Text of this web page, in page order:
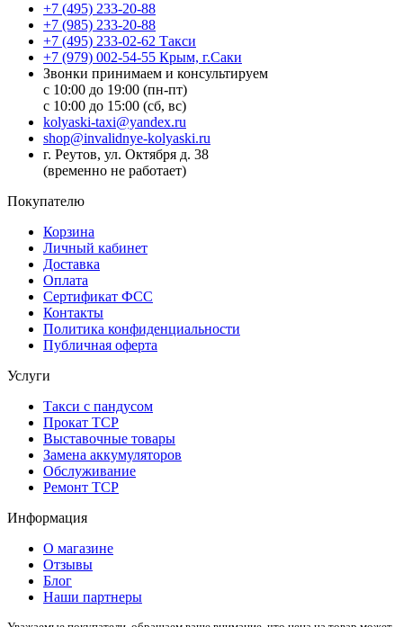
+7 (495) 233-20-88
+7 (985) 233-20-88
+7 (495) 233-02-62 Такси
+7 (979) 002-54-55 Крым, г.Саки
Звонки принимаем и консультируем
с 10:00 до 19:00 (пн-пт)
с 10:00 до 15:00 (сб, вс)
kolyaski-taxi@yandex.ru
shop@invalidnye-kolyaski.ru
г. Реутов, ул. Октября д. 38
(временно не работает)
Покупателю
Корзина
Личный кабинет
Доставка
Оплата
Сертификат ФСС
Контакты
Политика конфиденциальности
Публичная оферта
Услуги
Такси с пандусом
Прокат ТСР
Выставочные товары
Замена аккумуляторов
Обслуживание
Ремонт ТСР
Информация
О магазине
Отзывы
Блог
Наши партнеры